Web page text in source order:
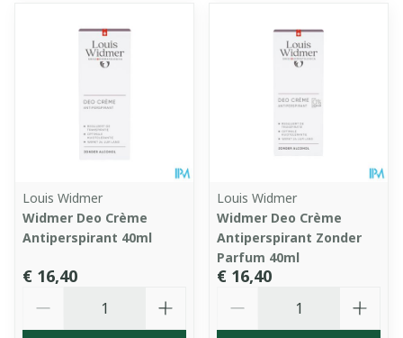
Louis Widmer
Widmer Deo Crème
Antiperspirant 40ml
€ 16,40
Louis Widmer
Widmer Deo Crème
Antiperspirant Zonder
Parfum 40ml
€ 16,40